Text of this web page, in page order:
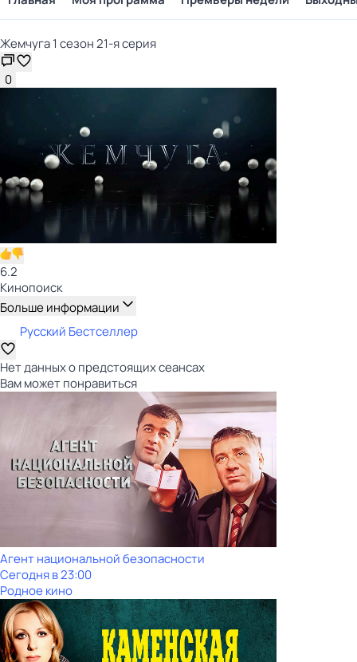
Жемчуга 1 сезон 21-я серия
0
6.2
Кинопоиск
Больше информации
Русский Бестселлер
Нет данных о предстоящих сеансах
Вам может понравиться
Агент национальной безопасности
Сегодня в 23:00
Родное кино